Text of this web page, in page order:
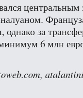
однако за
6 млн